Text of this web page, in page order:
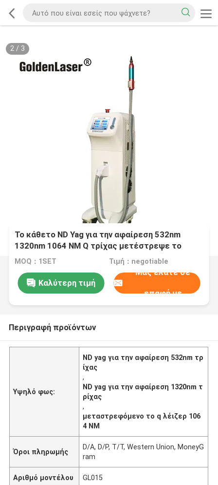
2/ 3
Το κάθετο ND Yag για την αφαίρεση 532nm
1320nm 1064 NM Q τρίχας μετέστρεψε το
λέιζερ
MOQ：1SET Τιμή：negotiable
Καλύτερη τιμή
Μας ελάτε σε
επαφή με
Περιγραφή προϊόντων
Υψηλό φως:
ND yag για την αφαίρεση 532nm τρ
ίχας
,
ND yag για την αφαίρεση 1320nm τ
ρίχας
,
μεταστρεφόμενο το q λέιζερ 106
4 NM
Όροι πληρωμής
D/A, D/P, T/T, Western Union, MoneyG
ram
Αριθμό μοντέλου GL015